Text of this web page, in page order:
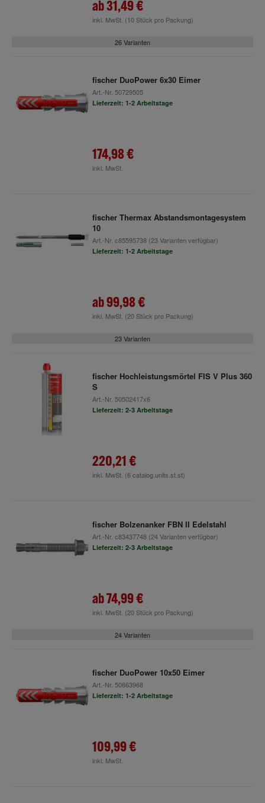
ab31,49 €
inkl. MwSt. (10 Stück pro Packung)
26 Varianten
fischer DuoPower 6x30 Eimer
Art.-Nr. 50729505
Lieferzeit: 1-2 Arbeitstage
174,98 €
inkl. MwSt.
fischer Thermax Abstandsmontagesystem
10
Art.-Nr. c85595738(23 Varianten verfügbar)
Lieferzeit: 1-2 Arbeitstage
ab99,98 €
inkl. MwSt. (20 Stück pro Packung)
23 Varianten
fischer Hochleistungsmörtel FIS V Plus 360
S
Art.-Nr. 50502417x6
Lieferzeit: 2-3 Arbeitstage
220,21 €
inkl. MwSt. (6 catalog.units.st.st)
fischer Bolzenanker FBN II Edelstahl
Art.-Nr. c83437748(24 Varianten verfügbar)
Lieferzeit: 2-3 Arbeitstage
ab74,99 €
inkl. MwSt. (20 Stück pro Packung)
24 Varianten
fischer DuoPower 10x50 Eimer
Art.-Nr. 50663968
Lieferzeit: 1-2 Arbeitstage
109,99 €
inkl. MwSt.